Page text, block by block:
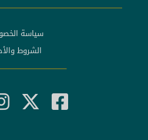
سياسة
الشروط